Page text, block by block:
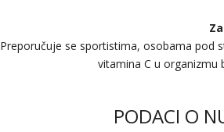
Preporučuje se sportistima, osobama pod
vitamina C u organizmu
PODACI O